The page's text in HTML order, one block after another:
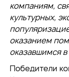
компаниям,
культурных,
оказанием
оказавшимся
Победители